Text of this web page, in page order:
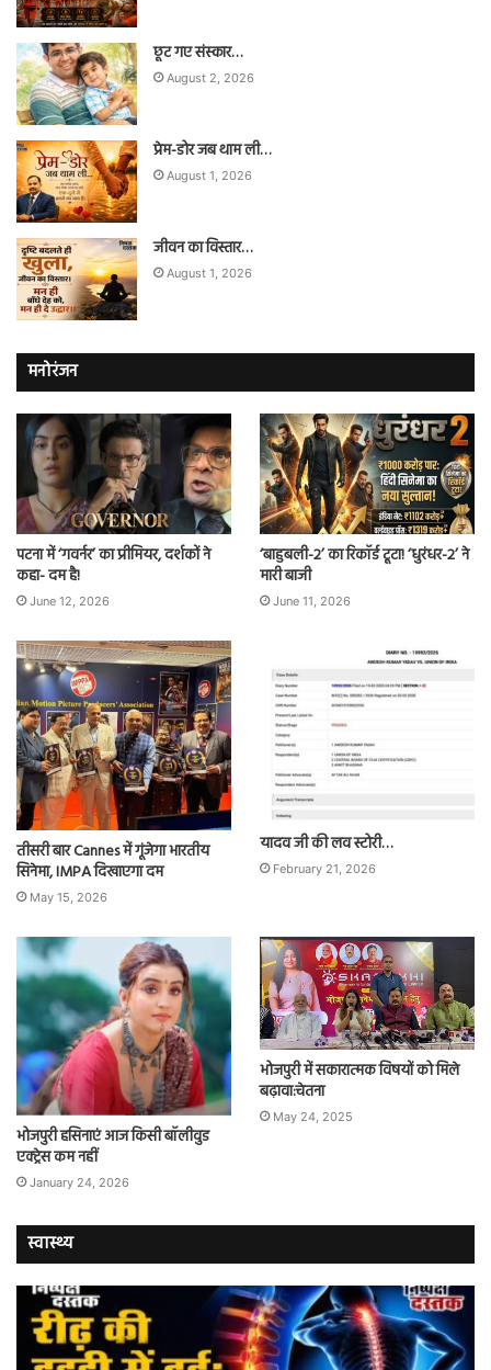
छूट गए संस्कार…
August 2, 2026
प्रेम-डोर जब थाम ली…
August 1, 2026
जीवन का विस्तार…
August 1, 2026
मनोरंजन
पटना में ‘गवर्नर’ का प्रीमियर, दर्शकों ने
कहा- दम है!
June 12, 2026
‘बाहुबली-2’ का रिकॉर्ड टूटा! ‘धुरंधर-2’ ने
मारी बाजी
June 11, 2026
तीसरी बार Cannes में गूंजेगा भारतीय
सिनेमा, IMPA दिखाएगा दम
May 15, 2026
यादव जी की लव स्टोरी…
February 21, 2026
भोजपुरी हसिनाएं आज किसी बॉलीवुड
एक्ट्रेस कम नहीं
January 24, 2026
भोजपुरी में सकारात्मक विषयों को मिले
बढ़ावा:चेतना
May 24, 2025
स्वास्थ्य